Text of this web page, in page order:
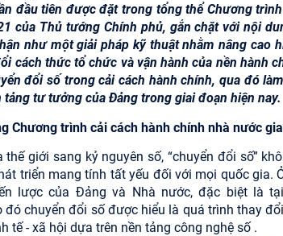
đầu tiên được đặt trong tổng thể Chương
của Thủ tướng Chính phủ, gắn chặt với nội
như một giải pháp kỹ thuật nhằm nâng cao
cách thức tổ chức và vận hành của nền hành
đổi số trong cải cách hành chính, qua đó
tư tưởng của Đảng trong giai đoạn hiện nay.
Chương trình cải cách hành chính nhà nước
giới sang kỷ nguyên số, “chuyển đổi số”
triển mang tính tất yếu đối với mọi quốc gia.
lược của Đảng và Nhà nước, đặc biệt là
chuyển đổi số được hiểu là quá trình thay
tế - xã hội dựa trên nền tảng công nghệ số .